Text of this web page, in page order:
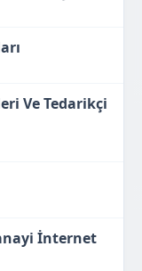
Ve Tedarikçi
İnternet